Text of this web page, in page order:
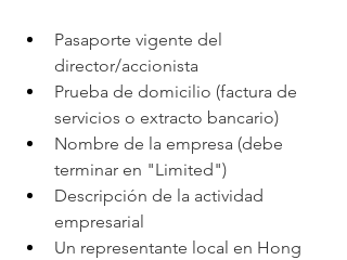
Pasaporte vigente del
director/accionista
Prueba de domicilio (factura de
servicios o extracto bancario)
Nombre de la empresa (debe
terminar en "Limited")
Descripción de la actividad
empresarial
Un representante local en Hong